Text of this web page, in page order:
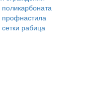
профнастила
рабица